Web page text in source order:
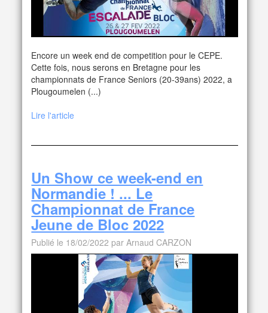
Encore un week end de competition pour le CEPE.
Cette fois, nous serons en Bretagne pour les
championnats de France Seniors (20-39ans) 2022, a
Plougoumelen (...)
Lire l'article
Un Show ce week-end en
Normandie ! ... Le
Championnat de France
Jeune de Bloc 2022
Publié le 18/02/2022 par Arnaud CARZON